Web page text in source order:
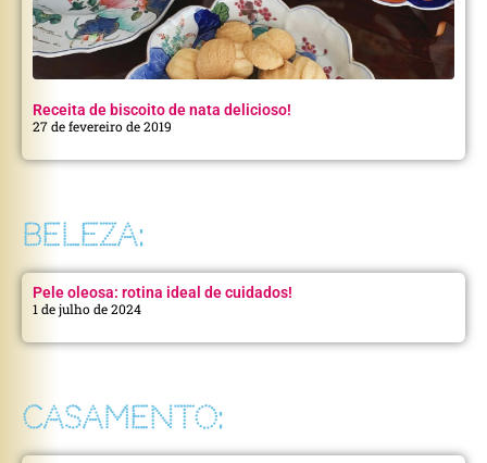
Receita de biscoito de nata delicioso!
27 de fevereiro de 2019
BELEZA:
Pele oleosa: rotina ideal de cuidados!
1 de julho de 2024
CASAMENTO: